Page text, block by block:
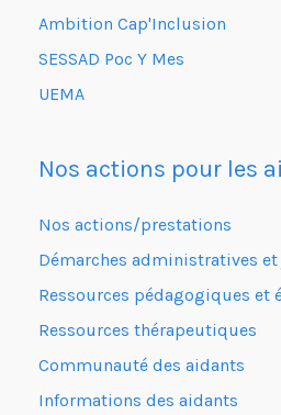
Ambition Cap'Inclusion
SESSAD Poc Y Mes
UEMA
Nos actions pour les
Nos actions/prestations
Démarches administratives
Ressources pédagogiques et
Ressources thérapeutiques
Communauté des aidants
Informations des aidants